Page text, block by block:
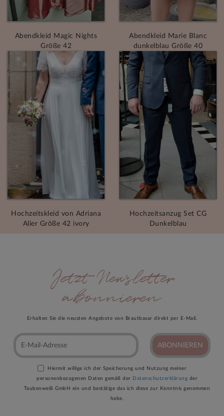
Abendkleid Magic Nights
Größe 42
Abendkleid Marie Blanc
dunkelblau Größe 40
Hochzeitskleid von Adriana
Alier Größe 42 ivory
Hochzeitsanzug Set CG
Dunkelblau
Jetzt Newsletter
abonnieren
Erhalten Sie die neusten Angebote von Brautbasar direkt per E-Mail.
ABONNIEREN
Hiermit willige ich der Speicherung und Nutzung meiner
personenbezogenen Daten gemäß der Datenschutzerklärung der
Taubenweiß GmbH ein und bestätige das ich diese zur Kenntnis genommen
habe.